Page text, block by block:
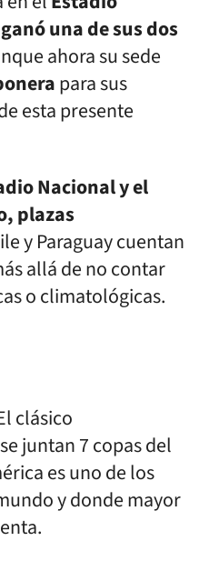
una de sus dos
ahora su sede
para sus
esta presente
Nacional y el
plazas
y Paraguay cuentan
allá de no contar
o climatológicas.
clásico
juntan 7 copas del
es uno de los
y donde mayor